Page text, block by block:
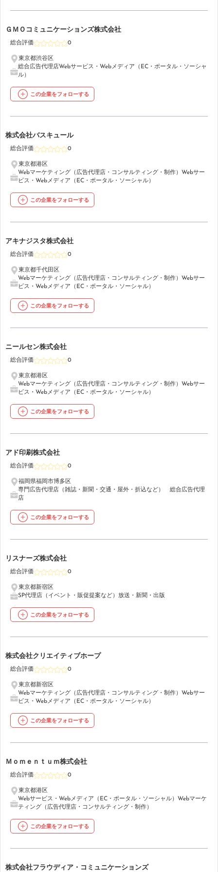
11ＧＭＯコミュニケーションズ株式会社
総合評価 0
東京都渋谷区
総合広告代理店Webサービス・Webメディア（EC・ポータル・ソーシャ
ル）
この企業をフォローする
12
株式会社バスキュール
総合評価 0
東京都港区
Webマーケティング（広告代理店・コンサルティング・制作） Webサー
ビス・Webメディア（EC・ポータル・ソーシャル）
この企業をフォローする
13
アキナジスタ株式会社
総合評価 0
東京都千代田区
Webマーケティング（広告代理店・コンサルティング・制作） Webサー
ビス・Webメディア（EC・ポータル・ソーシャル）
この企業をフォローする
14
ニールセン株式会社
総合評価 0
東京都港区
Webマーケティング（広告代理店・コンサルティング・制作） Webサー
ビス・Webメディア（EC・ポータル・ソーシャル）
この企業をフォローする
15
アド印刷株式会社
総合評価 0
福岡県福岡市博多区
専門広告代理店（雑誌・新聞・交通・屋外・折込など）総合広告代理
店
この企業をフォローする
16リスナーズ株式会社
総合評価 0
東京都新宿区
SP代理店（イベント・販促提案など）放送・新聞・出版
この企業をフォローする
17
株式会社クリエイティブホープ
総合評価 0
東京都新宿区
Webマーケティング（広告代理店・コンサルティング・制作） Webサー
ビス・Webメディア（EC・ポータル・ソーシャル）
この企業をフォローする
18Ｍｏｍｅｎｔｕｍ株式会社
総合評価 0
東京都港区
Webサービス・Webメディア（EC・ポータル・ソーシャル） Webマーケ
ティング（広告代理店・コンサルティング・制作）
この企業をフォローする
19
株式会社フラウディア・コミュニケーションズ